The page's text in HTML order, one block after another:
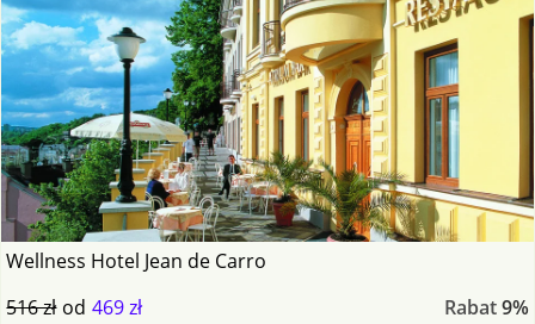
Wellness Hotel Jean de Carro
516 zł od 469 zł Rabat9%